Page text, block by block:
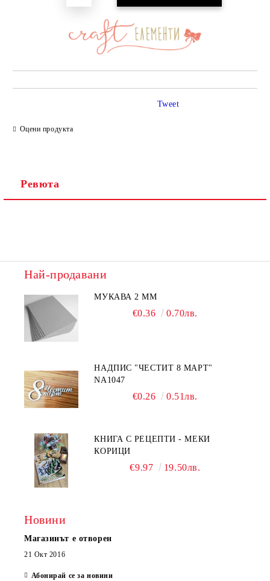
Оцени продукта
Tweet
Ревюта
Най-продавани
МУКАВА 2 ММ
€0.36 0.70лв.
НАДПИС "ЧЕСТИТ 8 МАРТ"
NA1047
€0.26 0.51лв.
КНИГА С РЕЦЕПТИ - МЕКИ
КОРИЦИ
€9.97 19.50лв.
Новини
Магазинът е отворен
21 Окт 2016
Абонирай се за новини